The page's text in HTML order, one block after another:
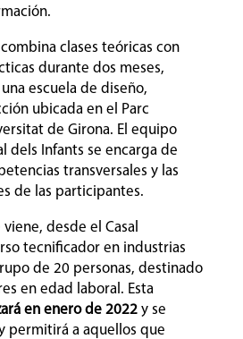
clases teóricas con
durante dos meses,
escuela de diseño,
ubicada en el Parc
de Girona. El equipo
dels Infants se encarga de
transversales y las
de las participantes.
desde el Casal
tecnificador en industrias
de 20 personas, destinado
en edad laboral. Esta
en enero de 2022 y se
permitirá a aquellos que